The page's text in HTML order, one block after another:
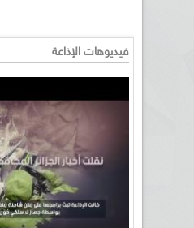
فيديوهات الإذاعة